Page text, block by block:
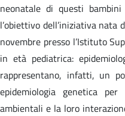
neonatale di questi
l’obiettivo dell’iniziativa nata
novembre presso l’Istituto
in età pediatrica:
rappresentano, infatti, un
epidemiologia genetica
ambientali e la loro